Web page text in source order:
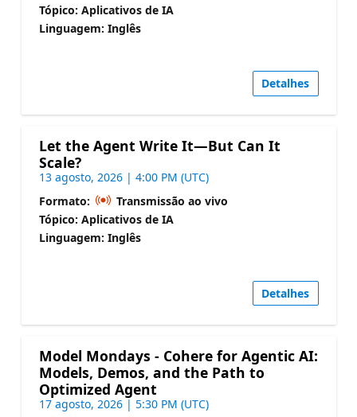
Tópico: Aplicativos de IA
Linguagem: Inglês
Detalhes
Let the Agent Write It—But Can It
Scale?
13 agosto, 2026 | 4:00 PM (UTC)
Formato:
Transmissão ao vivo
Tópico: Aplicativos de IA
Linguagem: Inglês
Detalhes
Model Mondays - Cohere for Agentic AI:
Models, Demos, and the Path to
Optimized Agent
17 agosto, 2026 | 5:30 PM (UTC)